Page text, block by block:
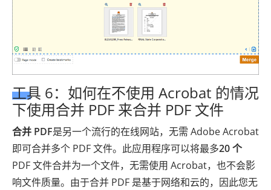
工具 6：如何在不使用 Acrobat 的情况
下使用合并 PDF 来合并 PDF 文件
合并 PDF是另一个流行的在线网站，无需 Adob​​e Acrobat
即可合并多个 PDF 文件。此应用程序可以将最多20 个
PDF 文件合并为一个文件，无需使用 Acrobat，也不会影
响文件质量。由于合并 PDF 是基于网络和云的，因此您无